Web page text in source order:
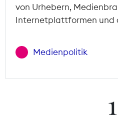
von Urhebern,
Internetplattformen und
Medienpolitik
1